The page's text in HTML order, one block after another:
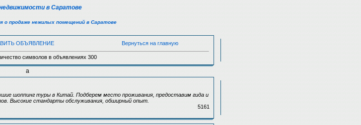
в Саратове
о продаже нежилых помещений в Саратове
ОБЪЯВЛЕНИЕ Вернуться на главную
символов в объявлениях 300
а
шоппинг туры в Китай. Подберем место проживания, предоставим гида и
Высокие стандарты обслуживания, обширный опыт.
5161